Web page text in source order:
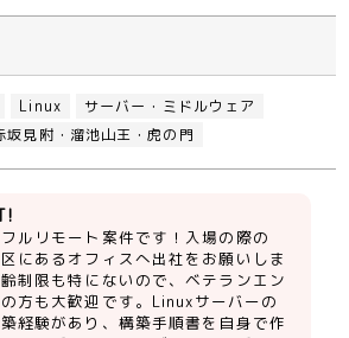
Linux
サーバー・ミドルウェア
坂見附・溜池山王・虎の門
ルリモート案件です！入場の際の
にあるオフィスへ出社をお願いしま
制限も特にないので、ベテランエン
方も大歓迎です。Linuxサーバーの
経験があり、構築手順書を自身で作